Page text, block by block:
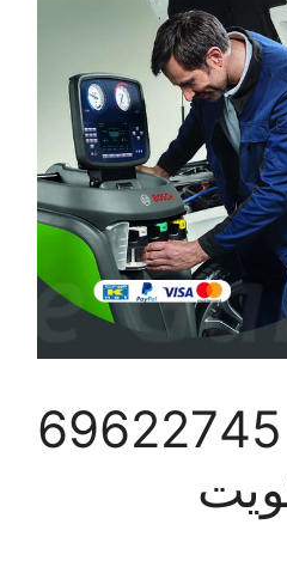
اخصائي تكييف سيارات الدوحة 69622745